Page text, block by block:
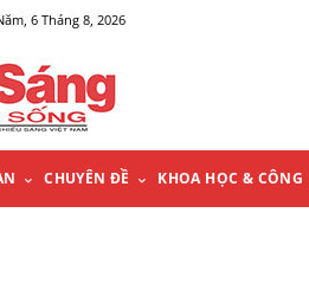
6 Tháng 8, 2026
CHUYÊN ĐỀ KHOA HỌC & CÔNG